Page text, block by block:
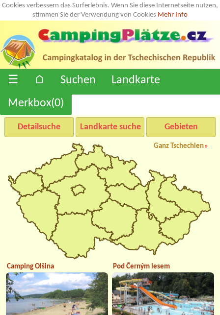
Cookies verbessern das Surferlebnis. Wenn Sie diese Internetseite nutzen,
stimmen Sie der Verwendung von Cookies Mehr Info
☰ ⌂ Suchen
Landkarte
Merkbox(0)
Detailsuche Landkarte suche Gebieten
Ganz Tschechien»
Camping Olšina Pod Černým lesem